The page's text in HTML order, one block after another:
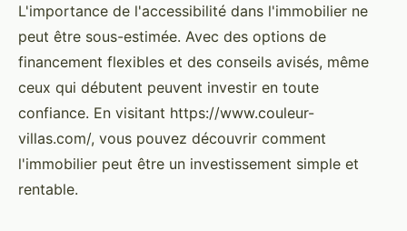
L'importance de l'accessibilité dans l'immobilier ne
peut être sous-estimée. Avec des options de
financement flexibles et des conseils avisés, même
ceux qui débutent peuvent investir en toute
confiance. En visitant https://www.couleur-
villas.com/, vous pouvez découvrir comment
l'immobilier peut être un investissement simple et
rentable.